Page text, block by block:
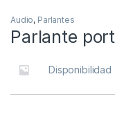
Audio, Parlantes
Parlante
Disponibilidad